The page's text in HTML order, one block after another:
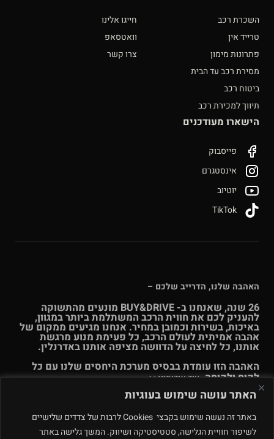
האתר עושה שימוש בעוגיות
באתר זה נעשה שימוש בקבצי Cookies לרבות של צדדים שלישיים
לשיפור חוויית הגלישה, סטטיסטיקה ושיווק. המשך גלישה באתר
השכרת רכב
טרייד אין
פתרונות מימון
מסירת רכב עד הבית
ביטוח רכב
תיווך למכירת רכב
חייגו אלינו
וואטסאפ
צרו קשר
הישארו מעודכנים
פייסבוק
אינסטגרם
יוטיוב
האהבה שלנו, הדרייב שלכם –
26 שנה, שאנחנו ב- BUY&DRIVE מונעים מהתשוקה
להעניק לכם את חווית הרכב המשתלמת ביותר במגוון,
באיכות, בשירות וכמובן במחיר. אנחנו מגיעים ממקום של
אהבה אמיתית לעולם הרכב, כל פעימת מנוע מרגשת
אותנו, כל לחיצה על הדוושה מציפה אותנו באדרנלין.
האהבה הזו עומדת בבסיס מערכת היחסים שלנו עם כל
לקוח ולקוחה.עוד אודותינו >>
© Buy & Drive 2004-2026. כל הזכויות באתר זה שמורות. |
תקנון
תנאי שימוש|מדיניות פרטיות – ינואר 2026
רחוב המלאכה 4, מתחם